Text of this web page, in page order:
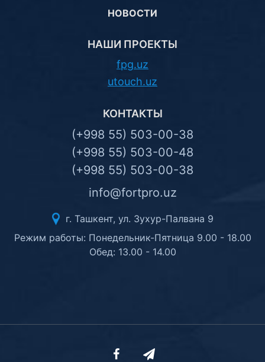
НОВОСТИ
НАШИ ПРОЕКТЫ
fpg.uz
utouch.uz
КОНТАКТЫ
(+998 55) 503-00-38
(+998 55) 503-00-48
(+998 55) 503-00-38
info@fortpro.uz
г. Ташкент, ул. Зухур-Палвана 9
Режим работы: Понедельник-Пятница 9.00 - 18.00
Обед: 13.00 - 14.00